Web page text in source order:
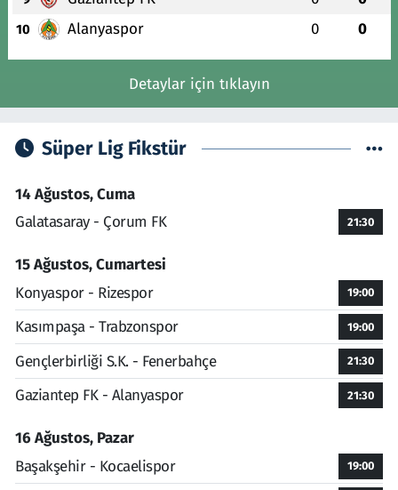
10 Alanyaspor 0 0
Detaylar için tıklayın
Süper Lig Fikstür
14 Ağustos, Cuma
Galatasaray - Çorum FK
21:30
15 Ağustos, Cumartesi
Konyaspor - Rizespor
19:00
Kasımpaşa - Trabzonspor 19:00
Gençlerbirliği S.K. - Fenerbahçe 21:30
Gaziantep FK - Alanyaspor 21:30
16 Ağustos, Pazar
Başakşehir - Kocaelispor
19:00